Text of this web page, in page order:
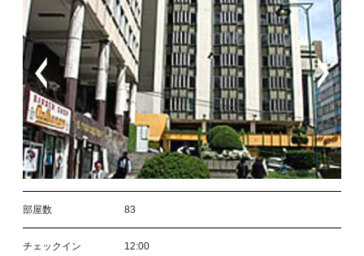
部屋数 83
チェックイン 12:00